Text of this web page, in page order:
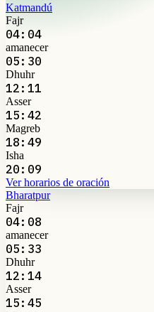
Katmandú
Fajr
04:04
amanecer
05:30
Dhuhr
12:11
Asser
15:42
Magreb
18:49
Isha
20:09
Ver horarios de oración
Bharatpur
Fajr
04:08
amanecer
05:33
Dhuhr
12:14
Asser
15:45